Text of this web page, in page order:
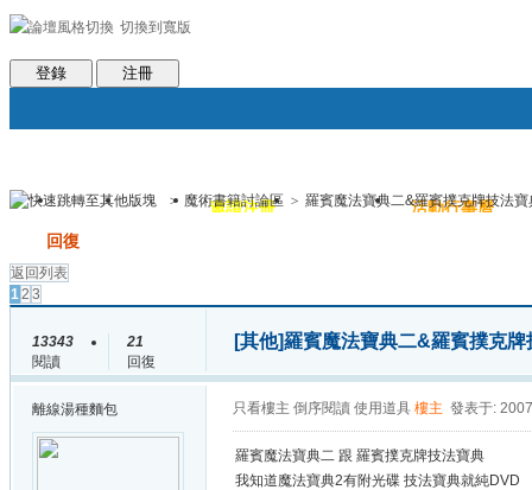
切換到寬版
會員條款 社區服務
登錄 注冊
論壇 圈子 邀請注冊 群組聚合 活動行事曆
> 魔術書籍討論區 > 羅賓魔法寶典二&羅賓撲克牌技法寶
回復
返回列表
12 3
13343
閱讀
21
回復
[其他]羅賓魔法寶典二&羅賓撲克
離線湯種麵包 只看樓主 倒序閱讀 使用道具 樓主 發表于:
羅賓魔法寶典二 跟 羅賓撲克牌技法寶典
我知道魔法寶典2有附光碟 技法寶典就純DVD